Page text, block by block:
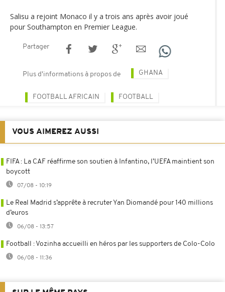
Salisu a rejoint Monaco il y a trois ans après avoir joué
pour Southampton en Premier League.
Partager
Plus d'informations à propos de GHANA
FOOTBALL AFRICAIN FOOTBALL
VOUS AIMEREZ AUSSI
FIFA : La CAF réaffirme son soutien à Infantino, l’UEFA maintient son
boycott
07/08 - 10:19
Le Real Madrid s’apprête à recruter Yan Diomandé pour 140 millions
d’euros
06/08 - 13:57
Football : Vozinha accueilli en héros par les supporters de Colo-Colo
06/08 - 11:36